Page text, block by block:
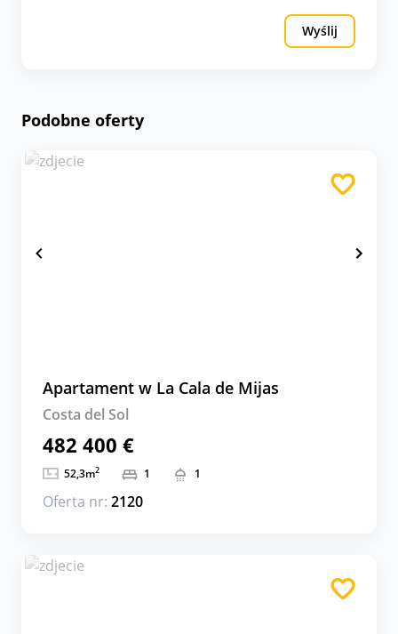
Wyślij
Podobne oferty
Apartament w La Cala de Mijas
Costa del Sol
482 400 €
52,3m2 1 1
Oferta nr: 2120